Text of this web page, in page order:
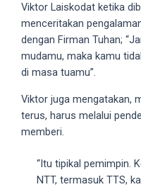
other
websites.
18Tube.tv
also
find
exclusive
productions
Viktor Laiskodat ketika
menceritakan
dengan Firman Tuhan;
mudamu, maka kamu
di masa tuamu”.
Viktor juga mengatakan,
terus, harus melalui
memberi.
“Itu tipikal pemimpin.
NTT, termasuk TTS,